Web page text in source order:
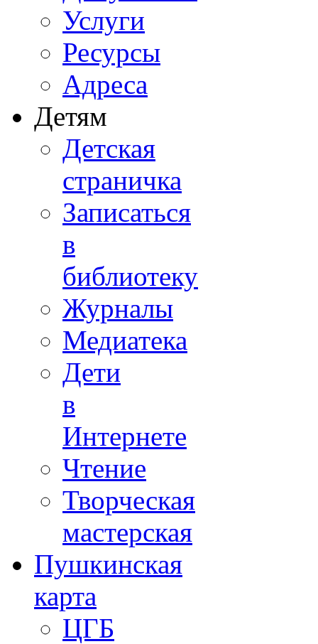
Услуги
Ресурсы
Адреса
Детям
Детская
страничка
Записаться
в
библиотеку
Журналы
Медиатека
Дети
в
Интернете
Чтение
Творческая
мастерская
Пушкинская
карта
ЦГБ